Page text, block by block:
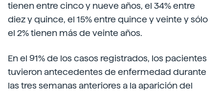
tienen entre cinco y nueve años, el 34% entre
diez y quince, el 15% entre quince y veinte y sólo
el 2% tienen más de veinte años.
En el 91% de los casos registrados, los pacientes
tuvieron antecedentes de enfermedad durante
las tres semanas anteriores a la aparición del